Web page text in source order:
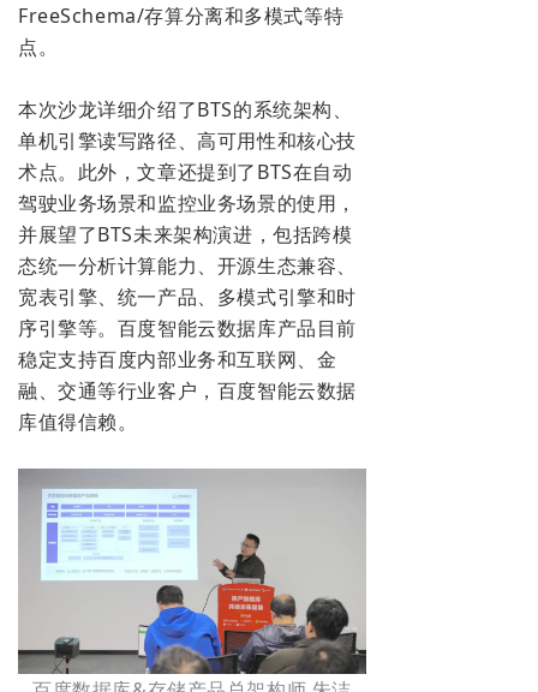
FreeSchema/存算分离和多模式等特
点。
本次沙龙详细介绍了BTS的系统架构、
单机引擎读写路径、高可用性和核心技
术点。此外，文章还提到了BTS在自动
驾驶业务场景和监控业务场景的使用，
并展望了BTS未来架构演进，包括跨模
态统一分析计算能力、开源生态兼容、
宽表引擎、统一产品、多模式引擎和时
序引擎等。百度智能云数据库产品目前
稳定支持百度内部业务和互联网、金
融、交通等行业客户，百度智能云数据
库值得信赖。